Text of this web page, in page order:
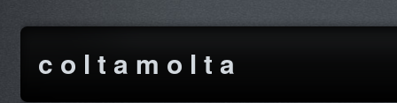
c o l t a m o l t a